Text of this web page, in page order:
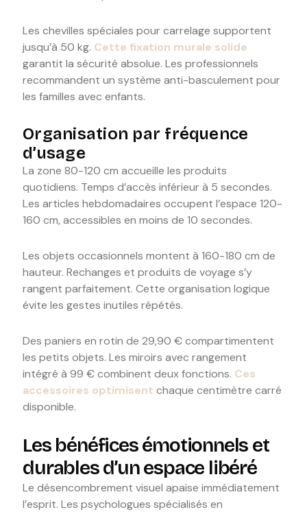
Les chevilles spéciales pour carrelage supportent
jusqu’à 50 kg. Cette fixation murale solide
garantit la sécurité absolue. Les professionnels
recommandent un système anti-basculement pour
les familles avec enfants.
Organisation par fréquence
d’usage
La zone 80-120 cm accueille les produits
quotidiens. Temps d’accès inférieur à 5 secondes.
Les articles hebdomadaires occupent l’espace 120-
160 cm, accessibles en moins de 10 secondes.
Les objets occasionnels montent à 160-180 cm de
hauteur. Rechanges et produits de voyage s’y
rangent parfaitement. Cette organisation logique
évite les gestes inutiles répétés.
Des paniers en rotin de 29,90 € compartimentent
les petits objets. Les miroirs avec rangement
intégré à 99 € combinent deux fonctions. Ces
accessoires optimisent chaque centimètre carré
disponible.
Les bénéfices émotionnels et
durables d’un espace libéré
Le désencombrement visuel apaise immédiatement
l’esprit. Les psychologues spécialisés en